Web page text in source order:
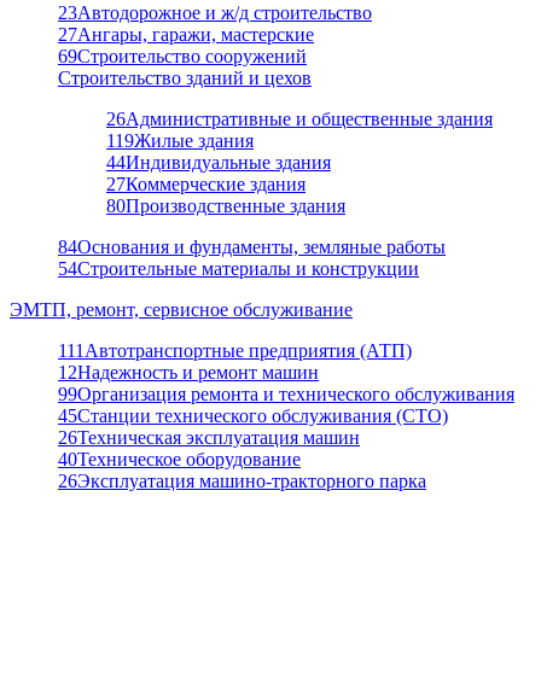
23Автодорожное и ж/д строительство
27Ангары, гаражи, мастерские
69Строительство сооружений
Строительство зданий и цехов
26Административные и общественные здания
119Жилые здания
44Индивидуальные здания
27Коммерческие здания
80Производственные здания
84Основания и фундаменты, земляные работы
54Строительные материалы и конструкции
ЭМТП, ремонт, сервисное обслуживание
111 Автотранспортные предприятия (АТП)
12Надежность и ремонт машин
99Организация ремонта и технического обслуживания
45Станции технического обслуживания (СТО)
26Техническая эксплуатация машин
40Техническое оборудование
26Эксплуатация машино-тракторного парка